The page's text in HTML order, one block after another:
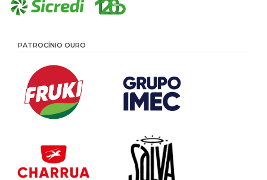
PATROCÍNIO OURO